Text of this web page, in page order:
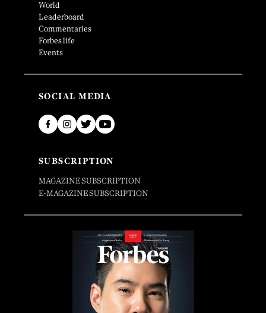
World
Leaderboard
Commentaries
Forbes life
Events
SOCIAL MEDIA
SUBSCRIPTION
MAGAZINE SUBSCRIPTION
E-MAGAZINE SUBSCRIPTION